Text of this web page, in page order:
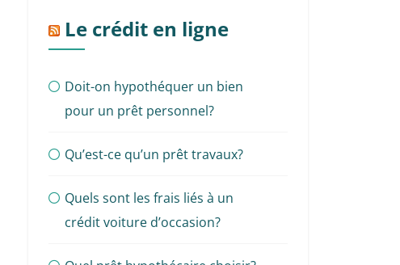
Le crédit en ligne
Doit-on hypothéquer un bien
pour un prêt personnel?
Qu’est-ce qu’un prêt travaux?
Quels sont les frais liés à un
crédit voiture d’occasion?